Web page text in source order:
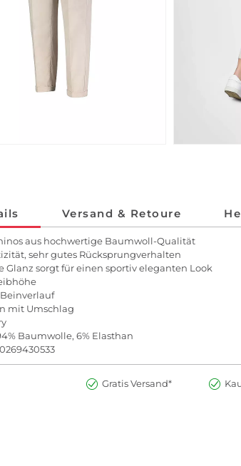
Versand & Retoure
aus hochwertige Baumwoll-Qualität
sehr gutes Rücksprungverhalten
Glanz sorgt für einen sportiv eleganten Look
mit Umschlag
Baumwolle, 6% Elasthan
Gratis Versand*